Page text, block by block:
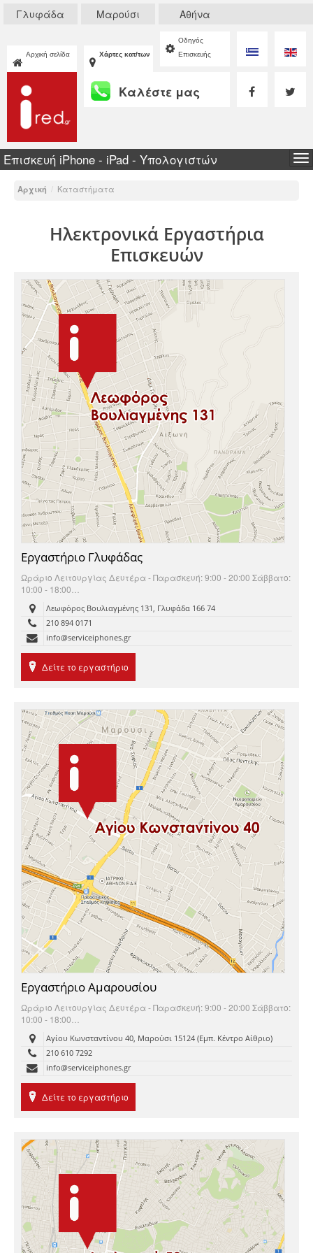
Γλυφάδα Μαρούσι Αθήνα
Αρχική σελίδα Χάρτες κατ/των
Οδηγός
Επισκευής
Καλέστε μας
Επισκευή iPhone - iPad - Υπολογιστών
Αρχική / Καταστήματα
Ηλεκτρονικά Εργαστήρια
Επισκευών
Εργαστήριο Γλυφάδας
Ωράριο Λειτουργίας Δευτέρα - Παρασκευή: 9:00 - 20:00 Σάββατο:
10:00 - 18:00…
Λεωφόρος Βουλιαγμένης 131, Γλυφάδα 166 74
210 894 0171
info@serviceiphones.gr
Δείτε το εργαστήριο
Εργαστήριο Αμαρουσίου
Ωράριο Λειτουργίας Δευτέρα - Παρασκευή: 9:00 - 20:00 Σάββατο:
10:00 - 18:00…
Αγίου Κωνσταντίνου 40, Μαρούσι 15124 (Εμπ. Κέντρο Αίθριο)
210 610 7292
info@serviceiphones.gr
Δείτε το εργαστήριο